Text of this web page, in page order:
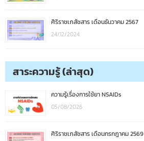
ศิริราชเภสัชสาร เดือนธันวาคม 2567
24/12/2024
สาระความรู้ (ล่าสุด)
ความรู้เรื่องการใช้ยา NSAIDs
05/08/2026
ศิริราชเภสัชสาร เดือนกรกฎาคม 2569